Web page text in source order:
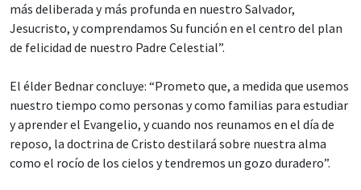
más deliberada y más profunda en nuestro Salvador,
Jesucristo, y comprendamos Su función en el centro del plan
de felicidad de nuestro Padre Celestial”.
El élder Bednar concluye: “Prometo que, a medida que usemos
nuestro tiempo como personas y como familias para estudiar
y aprender el Evangelio, y cuando nos reunamos en el día de
reposo, la doctrina de Cristo destilará sobre nuestra alma
como el rocío de los cielos y tendremos un gozo duradero”.